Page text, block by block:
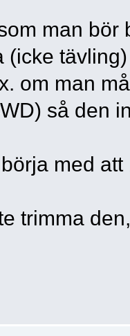
man bör
(icke
om man
så den
med
trimma